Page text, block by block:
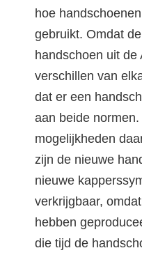
hoe
gebruikt. Omdat
handschoen uit de
verschillen van
dat er een
aan beide
mogelijkheden
zijn de nieuwe
nieuwe
verkrijgbaar,
hebben
die tijd de